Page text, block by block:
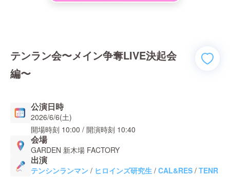
テンラン会〜メイン争奪LIVE決起会
編〜
公演日時
2026/6/6(土)
開場時刻 10:00 / 開演時刻 10:40
会場
GARDEN 新木場 FACTORY
出演
テンシンランマン / ヒロインズ研究生 / CAL&RES / TENR